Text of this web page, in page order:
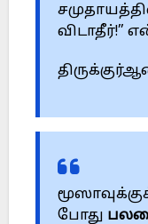
விடாதீர்!”
போது